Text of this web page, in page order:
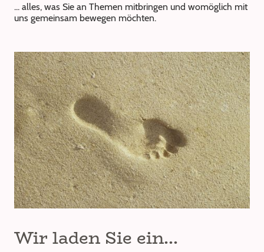
... alles, was Sie an Themen mitbringen und womöglich mit
uns gemeinsam bewegen möchten.
Wir laden Sie ein...